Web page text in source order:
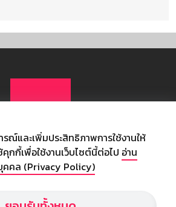
เกี่ยวกับเรา
ณ์และเพิ่มประสิทธิภาพการใช้งานให้
กกี้เพื่อใช้งานเว็บไซต์นี้ต่อไป อ่าน
คคล (Privacy Policy)